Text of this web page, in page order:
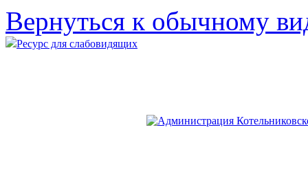
Вернуться к обычному
Ресурс для слабовидящих